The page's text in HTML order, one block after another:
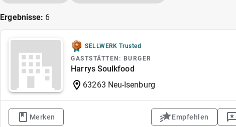
Ergebnisse: 6
SELLWERK Trusted
GASTSTÄTTEN: BURGER
Harrys Soulkfood
63263 Neu-Isenburg
Merken Empfehlen